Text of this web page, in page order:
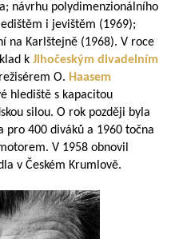
návrhu polydimenzionálního
i jevištěm (1969);
na Karlštejně (1968). V roce
k Jihočeským divadelním
O. Haasem
hlediště s kapacitou
silou. O rok později byla
pro 400 diváků a 1960 točna
V 1958 obnovil
v Českém Krumlově.